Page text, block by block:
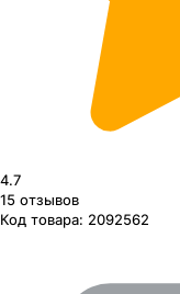
4.7
15 отзывов
Код товара: 2092562